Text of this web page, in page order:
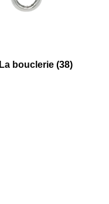
La bouclerie (38)